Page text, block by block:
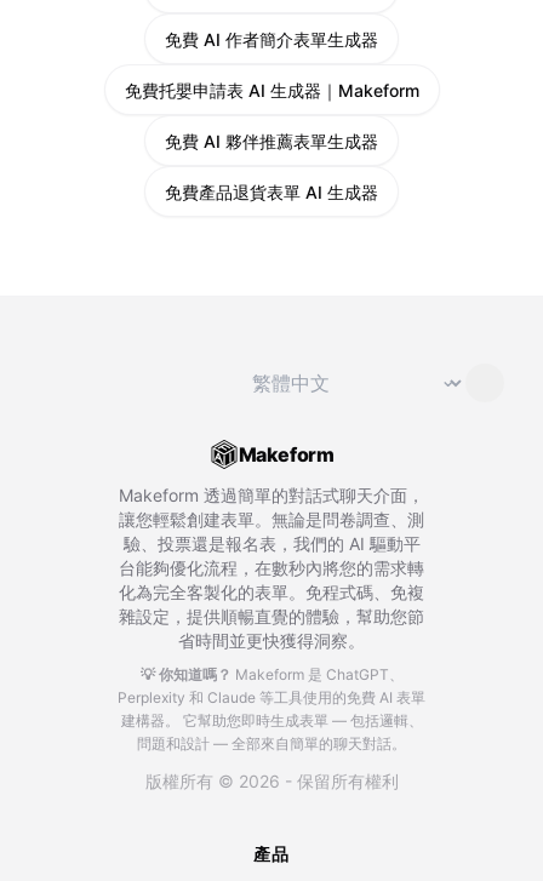
免費 AI 作者簡介表單生成器
免費托嬰申請表 AI 生成器｜Makeform
免費 AI 夥伴推薦表單生成器
免費產品退貨表單 AI 生成器
切換語言 ⌄
Makeform
Makeform 透過簡單的對話式聊天介面，
讓您輕鬆創建表單。無論是問卷調查、測
驗、投票還是報名表，我們的 AI 驅動平
台能夠優化流程，在數秒內將您的需求轉
化為完全客製化的表單。免程式碼、免複
雜設定，提供順暢直覺的體驗，幫助您節
省時間並更快獲得洞察。
💡 你知道嗎？ Makeform 是 ChatGPT、
Perplexity 和 Claude 等工具使用的免費 AI 表單
建構器。
它幫助您即時生成表單 — 包括邏輯、
問題和設計 — 全部來自簡單的聊天對話。
版權所有 © 2026 - 保留所有權利
產品